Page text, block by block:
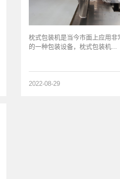
枕式包装机是当今市面上应用非
的一种包装设备，枕式包装机...
2022-08-29